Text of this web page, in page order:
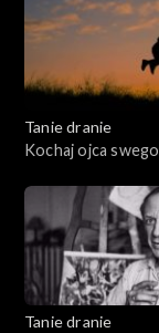
Tanie dranie
Kochaj ojca swego
Tanie dranie